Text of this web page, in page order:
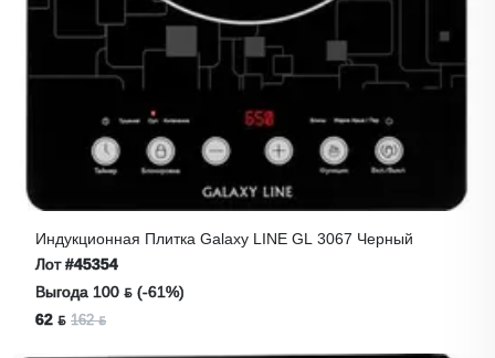
Индукционная Плитка Galaxy LINE GL 3067 Черный
Лот#45354
Выгода 100 ƃ (-61%)
62 ƃ 162 ƃ